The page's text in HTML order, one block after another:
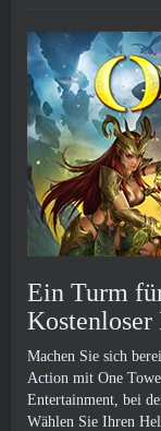
Ein Turm
Machen Sie sich
Action mit One
Entertainment, bei
Wählen Sie Ihren